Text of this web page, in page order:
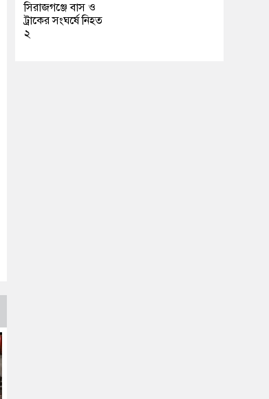
সিরাজগঞ্জে বাস ও
ট্রাকের সংঘর্ষে নিহত
২